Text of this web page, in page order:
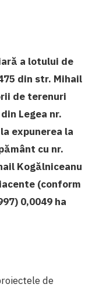
a lotului de
din str. Mihail
de terenuri
Legea nr.
expunerea la
cu nr.
Kogălniceanu
(conform
0,0049 ha
de